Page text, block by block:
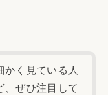
かく見ている人
、ぜひ注目して